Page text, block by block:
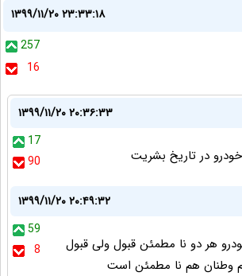
۱۳۹۹/۱۱/۲۰ ۲۳:۳۳:۱۸
257
16
۱۳۹۹/۱۱/۲۰ ۲۰:۳۶:۳۳
17
90
در تاریخ بشریت
۱۳۹۹/۱۱/۲۰ ۲۰:۴۹:۳۲
59
8
هر دو نا مطمئن قبول ولی قبول
وطنان هم نا مطمئن است